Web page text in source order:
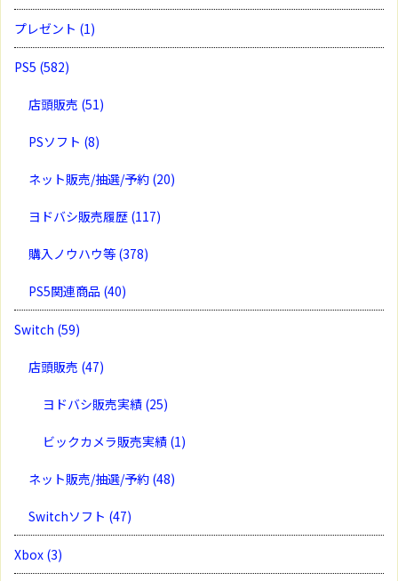
プレゼント (1)
PS5 (582)
店頭販売 (51)
PSソフト (8)
ネット販売/抽選/予約 (20)
ヨドバシ販売履歴 (117)
購入ノウハウ等 (378)
PS5関連商品 (40)
Switch (59)
店頭販売 (47)
ヨドバシ販売実績 (25)
ビックカメラ販売実績 (1)
ネット販売/抽選/予約 (48)
Switchソフト (47)
Xbox (3)